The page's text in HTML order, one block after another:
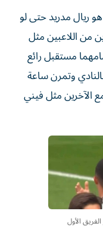
ريال مدريد حتى لو
من اللاعبين مثل
مستقبل رائع
وتمرن ساعة
أسابيع عمل مع الآخرين مثل فيني
الأول